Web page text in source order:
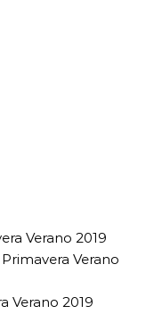
Verano 2019
Verano
Verano 2019